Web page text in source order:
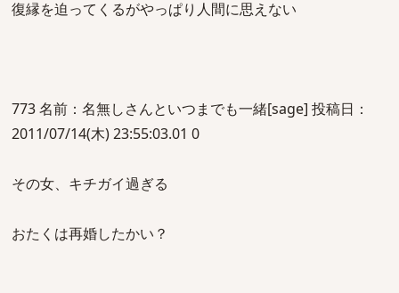
復縁を迫ってくるがやっぱり人間に思えない
773 名前：名無しさんといつまでも一緒[sage] 投稿日：
2011/07/14(木) 23:55:03.01 0
その女、キチガイ過ぎる
おたくは再婚したかい？